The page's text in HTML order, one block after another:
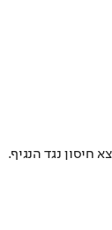
חיסון נגד הנגיף.